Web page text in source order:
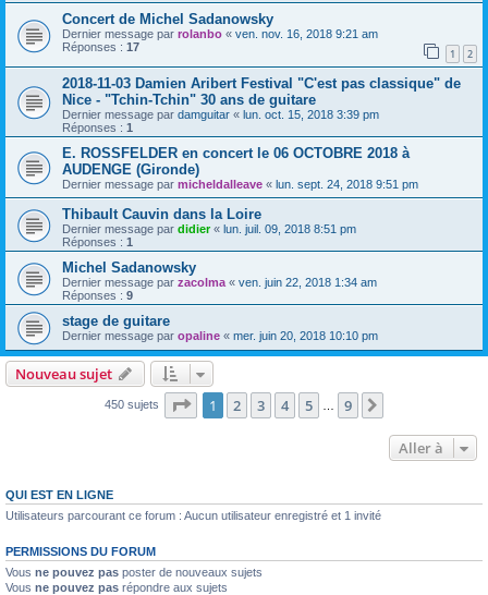
Concert de Michel Sadanowsky
Dernier message par rolanbo « ven. nov. 16, 2018 9:21 am
Réponses : 17 1 2
2018-11-03 Damien Aribert Festival "C'est pas classique" de
Nice - "Tchin-Tchin" 30 ans de guitare
Dernier message par damguitar « lun. oct. 15, 2018 3:39 pm
Réponses : 1
E. ROSSFELDER en concert le 06 OCTOBRE 2018 à
AUDENGE (Gironde)
Dernier message par micheldalleave « lun. sept. 24, 2018 9:51 pm
Thibault Cauvin dans la Loire
Dernier message par didier« lun. juil. 09, 2018 8:51 pm
Réponses : 1
Michel Sadanowsky
Dernier message par zacolma « ven. juin 22, 2018 1:34 am
Réponses : 9
stage de guitare
Dernier message par opaline « mer. juin 20, 2018 10:10 pm
Nouveau sujet
450 sujets Page 1sur9
1 2 3 4 5 9
Aller à
QUI EST EN LIGNE
Utilisateurs parcourant ce forum : Aucun utilisateur enregistré et 1 invité
PERMISSIONS DU FORUM
Vous ne pouvez pas poster de nouveaux sujets
Vous ne pouvez pas répondre aux sujets